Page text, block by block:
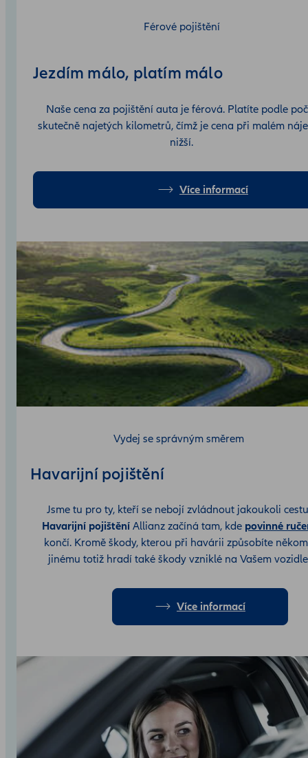
Férové pojištění
Jezdím málo, platím málo
Naše cena za pojištění auta je férová. Platíte podle
skutečně najetých kilometrů, čímž je cena při malém
nižší.
Více informací
Vydej se správným směrem
Havarijní pojištění
Jsme tu pro ty, kteří se nebojí zvládnout jakoukoli
Havarijní pojištění Allianz začíná tam, kde povinné
končí. Kromě škody, kterou při havárii způsobíte
jinému totiž hradí také škody vzniklé na Vašem
Více informací